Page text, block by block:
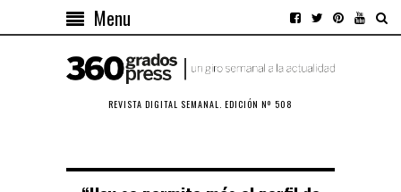
Menu
REVISTA DIGITAL SEMANAL. EDICIÓN Nº 508